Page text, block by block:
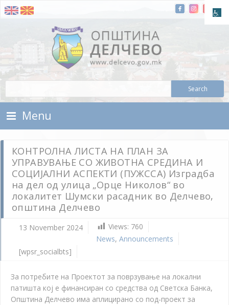
Skip To Content
Municipality of Delchevo
Menu
КОНТРОЛНА ЛИСТА НА ПЛАН ЗА
УПРАВУВАЊЕ СО ЖИВОТНА СРЕДИНА И
СОЦИЈАЛНИ АСПЕКТИ (ПУЖССА) Изградба
на дел од улица „Орце Николов“ во
локалитет Шумски расадник во Делчево,
општина Делчево
13 November 2024 Views: 760
News, Announcements
[wpsr_socialbts]
За потребите на Проектот за поврзување на локални
патишта кој е финансиран со средства од Светска Банка,
Општина Делчево има аплицирано со под-проект за